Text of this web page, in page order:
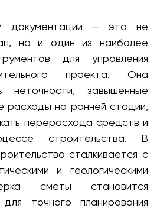
документации — это не
но и один из наиболее
для управления
проекта. Она
неточности, завышенные
расходы на ранней стадии,
перерасхода средств и
строительства. В
сталкивается с
и геологическими
сметы становится
точного планирования